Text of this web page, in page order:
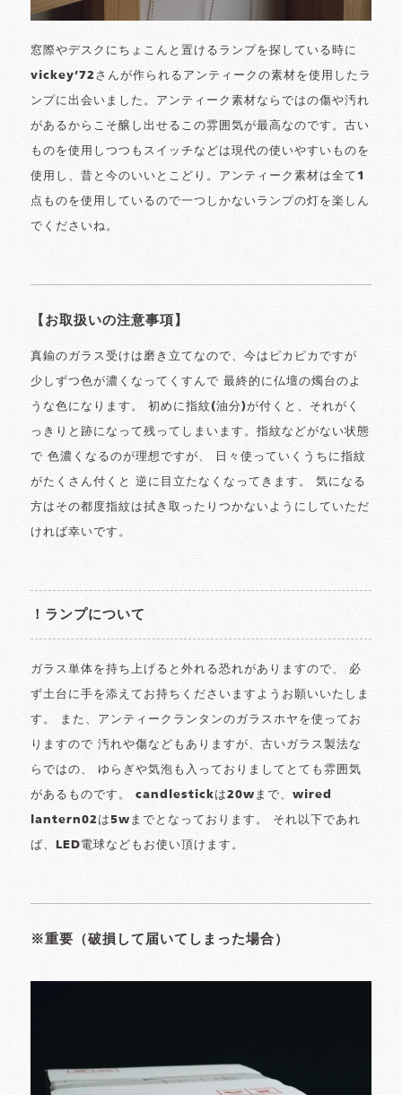
窓際やデスクにちょこんと置けるランプを探している時に
vickey’72さんが作られるアンティークの素材を使用したラ
ンプに出会いました。アンティーク素材ならではの傷や汚れ
があるからこそ醸し出せるこの雰囲気が最高なのです。古い
ものを使用しつつもスイッチなどは現代の使いやすいものを
使用し、昔と今のいいとこどり。アンティーク素材は全て1
点ものを使用しているので一つしかないランプの灯を楽しん
でくださいね。
【お取扱いの注意事項】
真鍮のガラス受けは磨き立てなので、今はピカピカですが
少しずつ色が濃くなってくすんで 最終的に仏壇の燭台のよ
うな色になります。 初めに指紋(油分)が付くと、それがく
っきりと跡になって残ってしまいます。指紋などがない状態
で 色濃くなるのが理想ですが、 日々使っていくうちに指紋
がたくさん付くと 逆に目立たなくなってきます。 気になる
方はその都度指紋は拭き取ったりつかないようにしていただ
ければ幸いです。
！ランプについて
ガラス単体を持ち上げると外れる恐れがありますので、 必
ず土台に手を添えてお持ちくださいますようお願いいたしま
す。 また、アンティークランタンのガラスホヤを使ってお
りますので 汚れや傷などもありますが、古いガラス製法な
らではの、 ゆらぎや気泡も入っておりましてとても雰囲気
があるものです。 candlestickは20wまで、wired
lantern02は5wまでとなっております。 それ以下であれ
ば、LED電球などもお使い頂けます。
※重要（破損して届いてしまった場合）